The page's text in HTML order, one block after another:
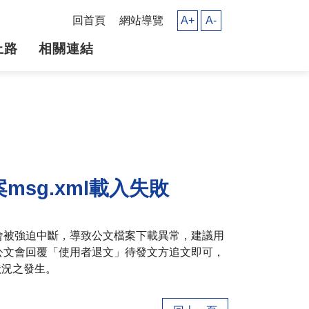
回首頁 網站導覽 A+ A-
路 相關連結
msg.xml載入失敗
強迫中斷，導致公文檔案下載異常，建議用
會回覆「使用者退文」待發文方追文即可，
之發生。